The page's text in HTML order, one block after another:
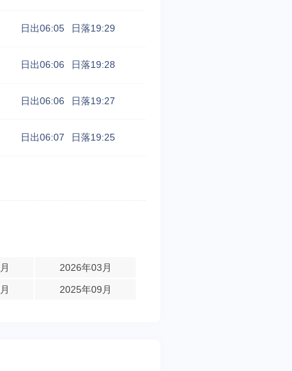
日出06:05 日落19:29
日出06:06 日落19:28
日出06:06 日落19:27
日出06:07 日落19:25
2026年03月
2025年09月